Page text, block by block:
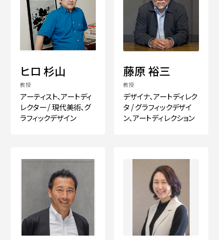
ヒロ 杉山
教授
アーティスト、アートディ
レクター / 現代美術、グ
ラフィックデザイン
藤原 裕三
教授
デザイナ、アートディレク
タ / グラフィックデザイ
ン、アートディレクション